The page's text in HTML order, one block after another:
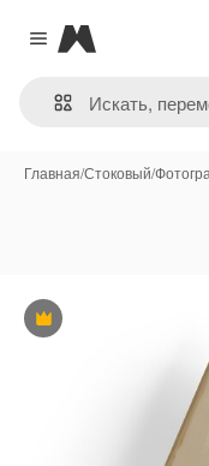
Close menu
Magnific
Главная/Стоковый/
Премиум